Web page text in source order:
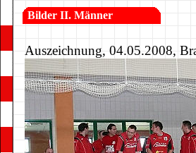
Bilder II. Männer
Auszeichnung, 04.05.2008,